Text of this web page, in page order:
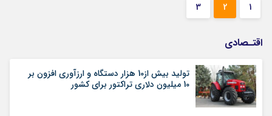
1
2
3
اقتـصادی
تولید بیش از10 هزار دستگاه و ارزآوری افزون بر
10 میلیون دلاری تراکتور برای کشور